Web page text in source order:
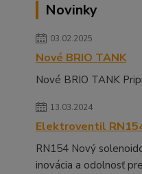
Novinky
03.02.2025
Nové BRIO TANK
Nové BRIO TANK
13.03.2024
Elektroventil
RN154 Nový
inovácia a odolnosť